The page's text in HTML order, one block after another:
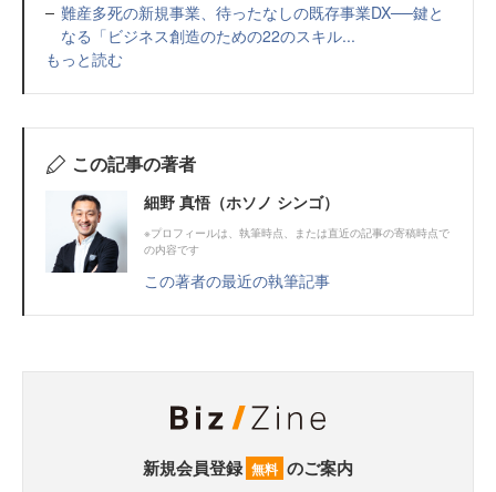
難産多死の新規事業、待ったなしの既存事業DX──鍵と
なる「ビジネス創造のための22のスキル...
もっと読む
この記事の著者
細野 真悟（ホソノ シンゴ）
※プロフィールは、執筆時点、または直近の記事の寄稿時点で
の内容です
この著者の最近の執筆記事
新規会員登録 無料 のご案内